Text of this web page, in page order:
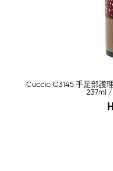
Cuccio C3145 手足部護
237ml /